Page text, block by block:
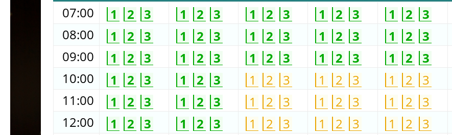
07:00
1 2 3 1 2 3 1 2 3 1 2 3 1 2 3
08:00
1 2 3 1 2 3 1 2 3 1 2 3 1 2 3
09:00
1 2 3 1 2 3 1 2 3 1 2 3 1 2 3
10:00
1 2 3 1 2 3 1 2 3 1 2 3 1 2 3
11:00
1 2 3 1 2 3 1 2 3 1 2 3 1 2 3
12:00
1 2 3 1 2 3 1 2 3 1 2 3 1 2 3